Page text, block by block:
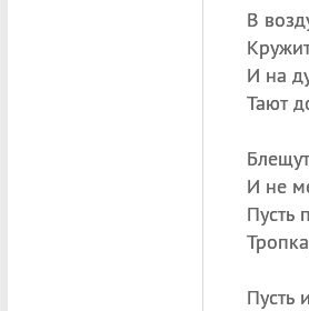
В
И на
Тают
И не
Пусть
Пусть